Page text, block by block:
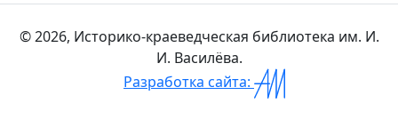
© 2026, Историко-краеведческая библиотека им. И.
И. Василёва.
Разработка сайта: